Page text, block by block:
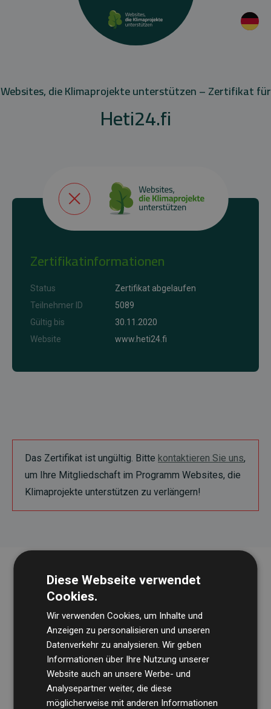
Websites, die Klimaprojekte unterstützen – Zertifikat für
Heti24.fi
Zertifikatinformationen
Status
Zertifikat abgelaufen
Teilnehmer ID
5089
Gültig bis
30.11.2020
Website
www.heti24.fi
Das Zertifikat ist ungültig. Bitte kontaktieren Sie uns,
um Ihre Mitgliedschaft im Programm Websites, die
Klimaprojekte unterstützen zu verlängern!
Die Wirtschaftsprüfungsgesellschaft BDOüberprüft
regelmäßig unsere Berechnungen und Methodik, um
Transparenz und Verlässlichkeit sicherzustellen.
Diese Webseite verwendet
Cookies.
Wir verwenden Cookies, um Inhalte und
Anzeigen zu personalisieren und unseren
Datenverkehr zu analysieren. Wir geben
Informationen über Ihre Nutzung unserer
Website auch an unsere Werbe- und
Analysepartner weiter, die diese
möglicherweise mit anderen Informationen